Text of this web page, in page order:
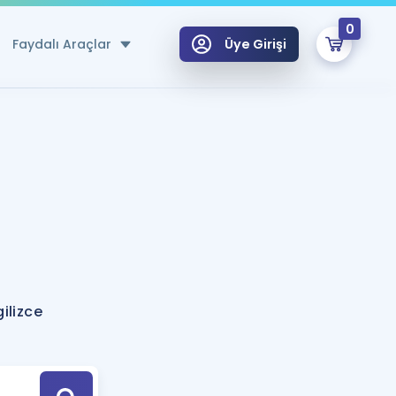
Faydalı Araçlar
Hesaplama Aracı
için Öneriler
Tek Takvimde
Üye Girişi
0